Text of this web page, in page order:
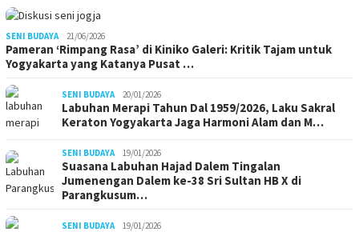
SENI BUDAYA 21/06/2026
Pameran ‘Rimpang Rasa’ di Kiniko Galeri: Kritik Tajam untuk
Yogyakarta yang Katanya Pusat …
SENI BUDAYA 20/01/2026
Labuhan Merapi Tahun Dal 1959/2026, Laku Sakral
Keraton Yogyakarta Jaga Harmoni Alam dan M…
SENI BUDAYA 19/01/2026
Suasana Labuhan Hajad Dalem Tingalan
Jumenengan Dalem ke-38 Sri Sultan HB X di
Parangkusum…
SENI BUDAYA 19/01/2026